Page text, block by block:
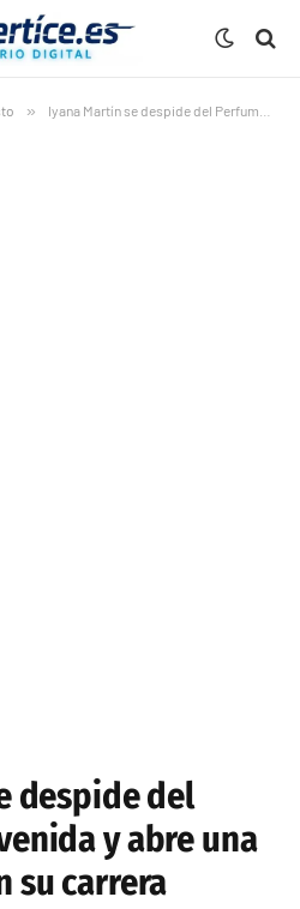
» Iyana Martín se despide del Perfumerías Avenida y abre una nueva etapa en su carrera
despide del
y abre una
su carrera